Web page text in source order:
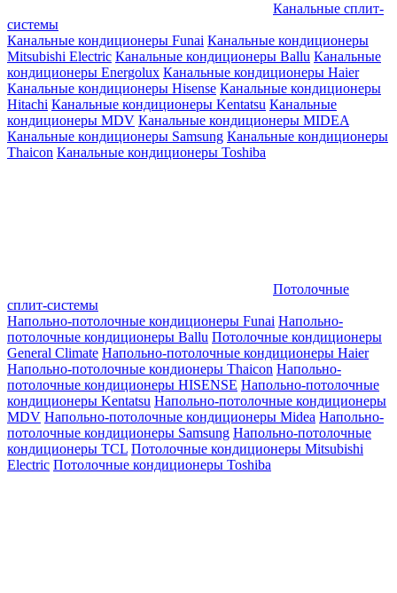
Канальные сплит-
системы
Канальные кондиционеры Funai Канальные кондиционеры
Mitsubishi Electric Канальные кондиционеры Ballu Канальные
кондиционеры Energolux Канальные кондиционеры Haier
Канальные кондиционеры Hisense Канальные кондиционеры
Hitachi Канальные кондиционеры Kentatsu Канальные
кондиционеры MDV Канальные кондиционеры MIDEA
Канальные кондиционеры Samsung Канальные кондиционеры
Thaicon Канальные кондиционеры Toshiba
Потолочные
сплит-системы
Напольно-потолочные кондиционеры Funai Напольно-
потолочные кондиционеры Ballu Потолочные кондиционеры
General Climate Напольно-потолочные кондиционеры Haier
Напольно-потолочные кондионеры Thaicon Напольно-
потолочные кондиционеры HISENSE Напольно-потолочные
кондиционеры Kentatsu Напольно-потолочные кондиционеры
MDV Напольно-потолочные кондиционеры Midea Напольно-
потолочные кондиционеры Samsung Напольно-потолочные
кондиционеры TCL Потолочные кондиционеры Mitsubishi
Electric Потолочные кондиционеры Toshiba